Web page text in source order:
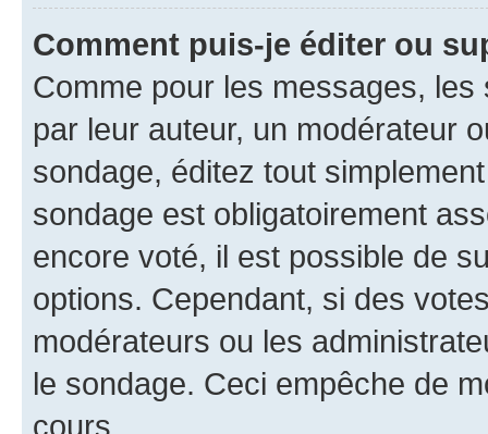
Comment puis-je éditer ou
Comme pour les messages,
par leur auteur, un modérateur
sondage, éditez tout
sondage est obligatoirement
encore voté, il est possible de
options. Cependant, si des
modérateurs ou les
le sondage. Ceci empêche de
cours.